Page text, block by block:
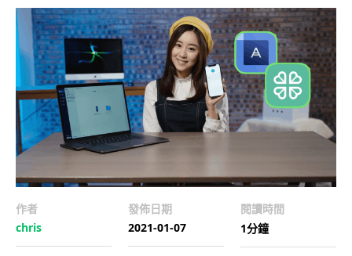
作者
chris
發佈日期
2021-01-07
閱讀時間
1分鐘